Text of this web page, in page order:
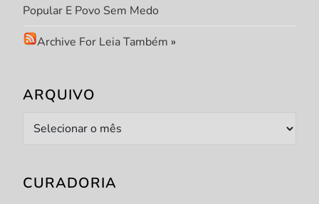
Popular E Povo Sem Medo
Archive For Leia Também »
ARQUIVO
Arquivo
CURADORIA